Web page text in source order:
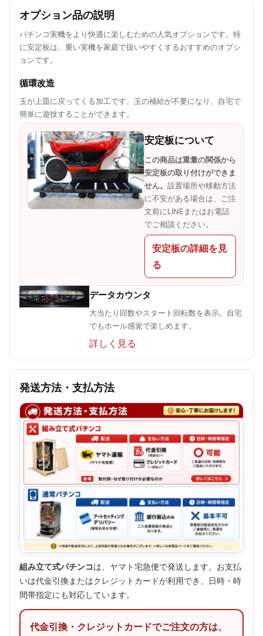
オプション品の説明
パチンコ実機をより快適に楽しむための人気オプションです。特
に安定板は、重い実機を家庭で扱いやすくするおすすめのオプシ
ョンです。
循環改造
玉が上皿に戻ってくる加工です。玉の補給が不要になり、自宅で
簡単に遊技することができます。
安定板について
この商品は重量の関係から
安定板の取り付けができま
せん。 設置場所や移動方法
に不安がある場合は、ご注
文前にLINEまたはお電話
でご相談ください。
安定板の詳細を見
る
データカウンタ
大当たり回数やスタート回転数を表示。自宅
でもホール感覚で楽しめます。
詳しく見る
発送方法・支払方法
組み立て式パチンコは、ヤマト宅急便で発送します。お支払
いは代金引換またはクレジットカードが利用でき、日時・時
間帯指定にも対応しています。
代金引換・クレジットカードでご注文の方は、